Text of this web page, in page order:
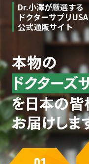
Dr.小澤が厳選する
ドクターサプリUSA
公式通販サイト